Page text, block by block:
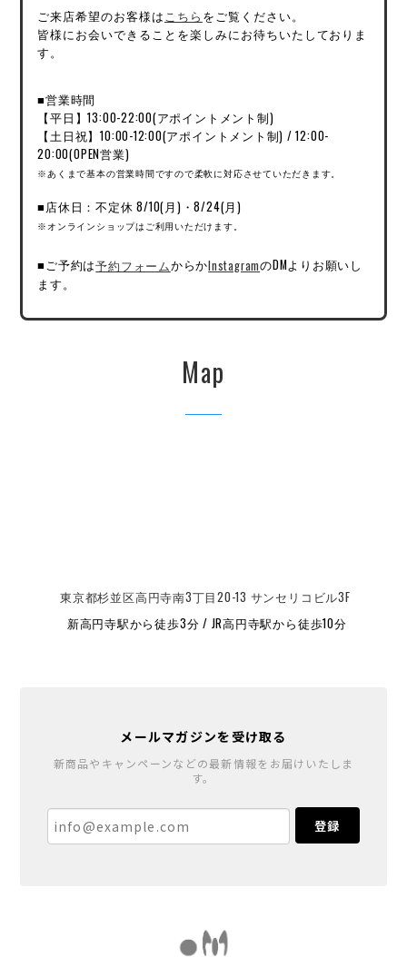
ご来店希望のお客様はこちら をご覧ください。
皆様にお会いできることを楽しみにお待ちいたしておりま
す。
■営業時間
【平日】13:00-22:00(アポイントメント制)
【土日祝】10:00-12:00(アポイントメント制) / 12:00-
20:00(OPEN営業)
※あくまで基本の営業時間ですので柔軟に対応させていただきます。
■店休日：不定休 8/10(月)・8/24(月)
※オンラインショップはご利用いただけます。
■ご予約は予約フォームからかInstagramのDMよりお願いし
ます。
Map
東京都杉並区高円寺南3丁目20-13 サンセリコビル3F
新高円寺駅から徒歩3分 / JR高円寺駅から徒歩10分
メールマガジンを受け取る
新商品やキャンペーンなどの最新情報をお届けいたしま
す。
登録